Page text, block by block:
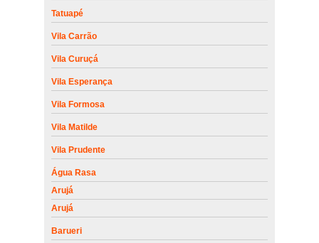
Tatuapé
Vila Carrão
Vila Curuçá
Vila Esperança
Vila Formosa
Vila Matilde
Vila Prudente
Água Rasa
Arujá
Arujá
Barueri